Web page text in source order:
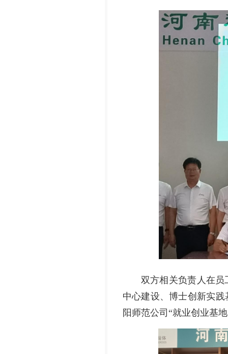
双方相关负责人在
中心建设、博士创新实
阳师范公司“就业创业基